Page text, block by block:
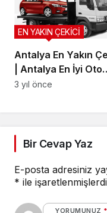
Antalya En Yakın
| Antalya En İyi Oto
Kurtarma, Antalya
EN YAKIN ÇEKİCİ
3 yıl önce
Bir Cevap Yaz
E-posta adresiniz
* ile
YORUMUNUZ *